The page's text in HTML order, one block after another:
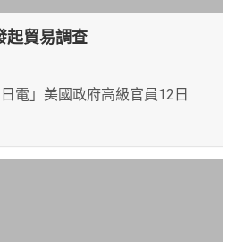
起貿易調查
電」美國政府高級官員12日